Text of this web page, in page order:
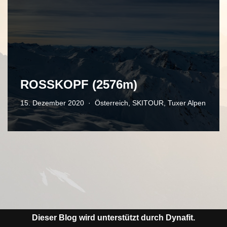
ROSSKOPF (2576m)
15. Dezember 2020 Österreich, SKITOUR, Tuxer Alpen
Dieser Blog wird unterstützt durch Dynafit.